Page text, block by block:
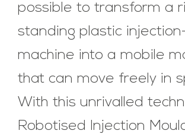
possible to transform a
standing plastic
machine into a mobile
that can move freely in
With this unrivalled
Robotised Injection